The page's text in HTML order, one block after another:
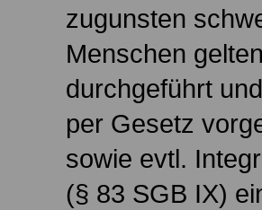
zugunsten
Menschen
durchgeführt
per Gesetz
sowie evtl.
(§ 83 SGB IX)